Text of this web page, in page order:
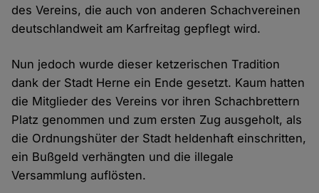
des Vereins, die auch von anderen Schachvereinen
deutschlandweit am Karfreitag gepflegt wird.
Nun jedoch wurde dieser ketzerischen Tradition
dank der Stadt Herne ein Ende gesetzt. Kaum hatten
die Mitglieder des Vereins vor ihren Schachbrettern
Platz genommen und zum ersten Zug ausgeholt, als
die Ordnungshüter der Stadt heldenhaft einschritten,
ein Bußgeld verhängten und die illegale
Versammlung auflösten.